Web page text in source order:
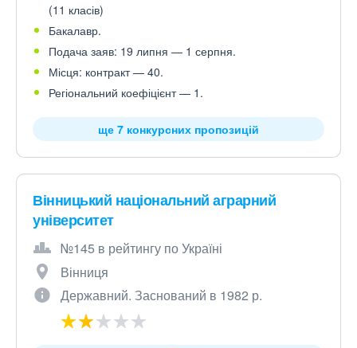
(11 класів)
Бакалавр.
Подача заяв: 19 липня — 1 серпня.
Місця: контракт — 40.
Регіональний коефіцієнт — 1.
ще 7 конкурсних пропозицій
Вінницький національний аграрний
університет
№145 в рейтингу по Україні
Вінниця
Державний. Заснований в 1982 р.